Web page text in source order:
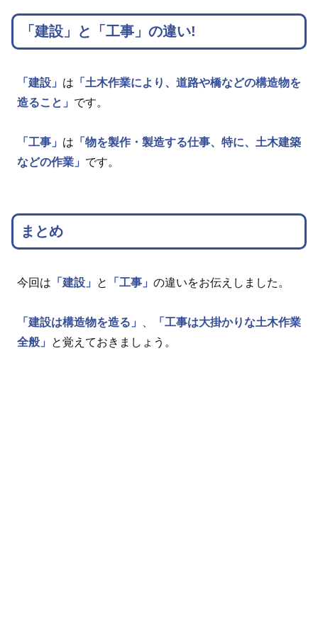
「建設」と「工事」の違い!
「建設」 は 「土木作業により、道路や橋などの構造物を
造ること」 です。
「工事」 は 「物を製作・製造する仕事、特に、土木建築
などの作業」 です。
まとめ
今回は 「建設」 と 「工事」 の違いをお伝えしました。
「建設は構造物を造る」
「工事は大掛かりな土木作業
全般」
と覚えておきましょう。